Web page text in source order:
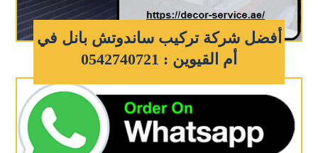
أفضل شركة تركيب ساندوتش بانل في
أم القيوين : 0542740721